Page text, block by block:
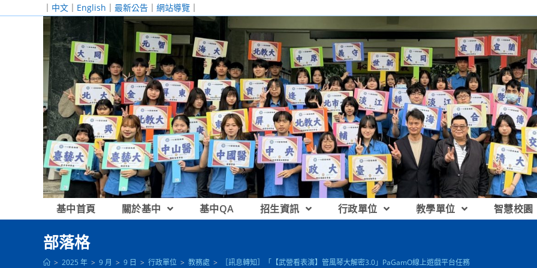
｜ 中文 ｜ English ｜ 最新公告 ｜ 網站導覽 ｜
基中首頁 關於基中 基中QA 招生資訊 行政單位 教學單位 智慧校園
部落格
> 2025 年 > 9 月 > 9 日 > 行政單位 > 教務處 > ［訊息轉知］「【武營看表演】管風琴大解密3.0」PaGamO線上遊戲平台任務